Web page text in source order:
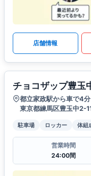
店舗情報
チョコザップ豊玉
都立家政駅から車で4分
東京都練馬区豊玉中2-
駐車場 ロッカー 体組
営業時間
24:00間